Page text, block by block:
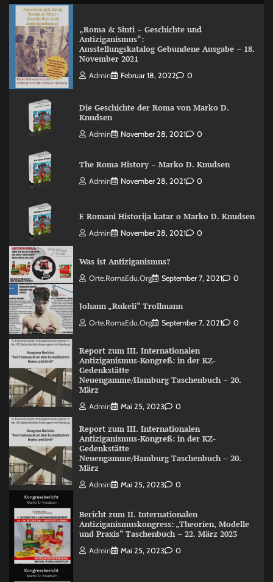
„Roma & Sinti – Geschichte und
Antiziganismus“:
Ausstellungskatalog Gebundene Ausgabe – 18.
November 2021
Admin Februar 18, 2022 0
Die Geschichte der Roma von Marko D.
Knudsen
Admin November 28, 2021 0
The Roma History – Marko D. Knudsen
Admin November 28, 2021 0
E Romani Historija katar o Marko D. Knudsen
Admin November 28, 2021 0
Was ist Antiziganismus?
Orte.RomaEdu.org September 7, 2021 0
Johann „Rukeli“ Trollmann
Orte.RomaEdu.org September 7, 2021 0
Report zum III. Internationalen
Antiziganismus-Kongreß: in der KZ-
Gedenkstätte
Neuengamme/Hamburg Taschenbuch – 20.
März
Admin Mai 25, 2023 0
Report zum III. Internationalen
Antiziganismus-Kongreß: in der KZ-
Gedenkstätte
Neuengamme/Hamburg Taschenbuch – 20.
März
Admin Mai 25, 2023 0
Bericht zum II. Internationalen
Antiziganismuskongress: „Theorien, Modelle
und Praxis“ Taschenbuch – 22. März 2023
Admin Mai 25, 2023 0